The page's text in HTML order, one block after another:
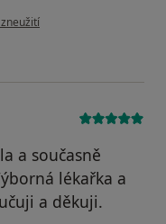
uživatele Jan
a současně
lékařka a
a děkuji.